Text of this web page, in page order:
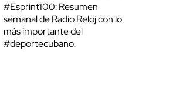
#Esprint100: Resumen
semanal de Radio Reloj con lo
más importante del
#deportecubano.